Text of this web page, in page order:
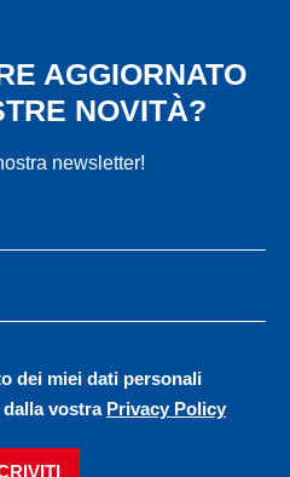
AGGIORNATO
NOVITÀ?
newsletter!
dei miei dati personali
vostra Privacy Policy